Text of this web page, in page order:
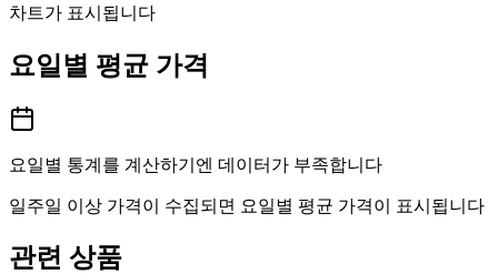
차트가 표시됩니다
요일별 평균 가격
요일별 통계를 계산하기엔 데이터가 부족합니다
일주일 이상 가격이 수집되면 요일별 평균 가격이 표시됩니다
관련 상품